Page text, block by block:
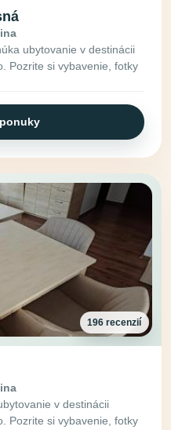
ubytovanie v destinácii
Pozrite si vybavenie, fotky
196 recenzií
v destinácii
Pozrite si vybavenie, fotky